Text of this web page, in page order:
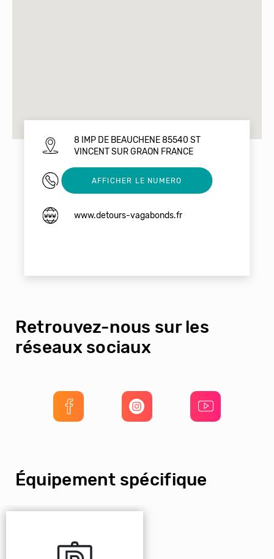
8 IMP DE BEAUCHENE 85540 ST
VINCENT SUR GRAON FRANCE
0615673264
AFFICHER LE NUMERO
www.detours-vagabonds.fr
Équipement spécifique
Retrouvez-nous sur les
réseaux sociaux